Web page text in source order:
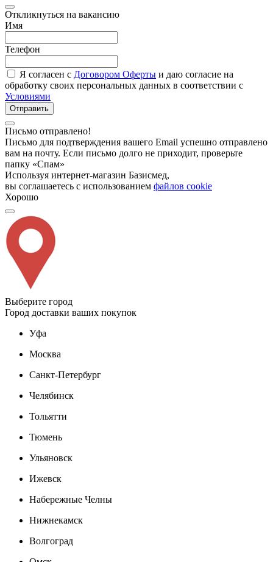
Откликнуться на вакансию
Имя
Телефон
Я согласен с Договором Оферты и даю согласие на
обработку своих персональных данных в соответствии с
Условиями
Отправить
Письмо отправлено!
Письмо для подтверждения вашего Email успешно отправлено
вам на почту. Если письмо долго не приходит, проверьте
папку «Спам»
Используя интернет-магазин Базисмед,
вы соглашаетесь с использованием файлов cookie
Хорошо
Выберите город
Город доставки ваших покупок
Уфа
Москва
Санкт-Петербург
Челябинск
Тольятти
Тюмень
Ульяновск
Ижевск
Набережные Челны
Нижнекамск
Волгоград